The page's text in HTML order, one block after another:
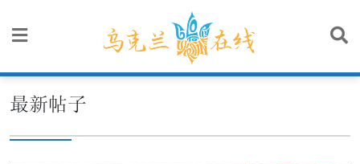
最新帖子